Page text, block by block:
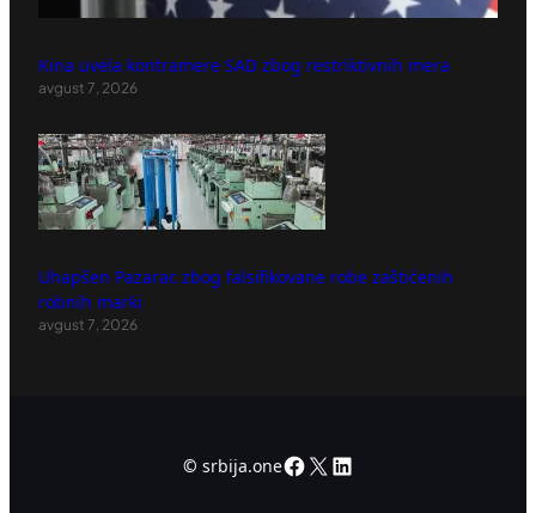
Kina uvela kontramere SAD zbog restriktivnih mera
avgust 7, 2026
Uhapšen Pazarac zbog falsifikovane robe zaštićenih
robnih marki
avgust 7, 2026
© srbija.oneFacebook
X LinkedIn